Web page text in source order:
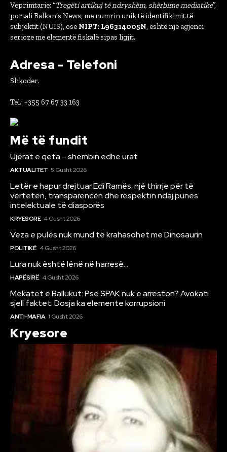
Veprimtarie: “Tregëti artikuj të ndryshëm, shërbime mediatike”,
portali Balkan's News, me numrin unik të identifikimit të
subjektit (NUIS), ose NIPT: L96314005N, është një agjenci
serioze me elementë fiskalë sipas ligjit.
Adresa - Telefoni
Shkoder.
Tel.: +355 67 67 33 163
Më të fundit
Ujërat e qeta – shëmbin edhe urat
AKTUALITET 5 Gusht 2026
Letër e hapur drejtuar Edi Ramës: një thirrje për të
vërtetën, transparencën dhe respektin ndaj punës
intelektuale të diasporës
KRYESORE 4 Gusht 2026
Veza e pulës nuk mund të krahasohet me Dinosaurin
POLITIKË 4 Gusht 2026
Lura nuk është lënë në harresë…
HAPËSIRË 4 Gusht 2026
Mëkatet e Ballukut: Pse SPAK nuk e arreston? Avokati
sjell faktet: Dosja ka elemente korrupsioni
ANTI-MAFIA 1 Gusht 2026
Kryesore